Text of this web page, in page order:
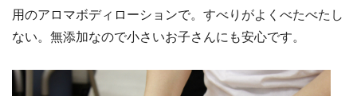
用のアロマボディローションで。すべりがよくべたべたし
ない。無添加なので小さいお子さんにも安心です。